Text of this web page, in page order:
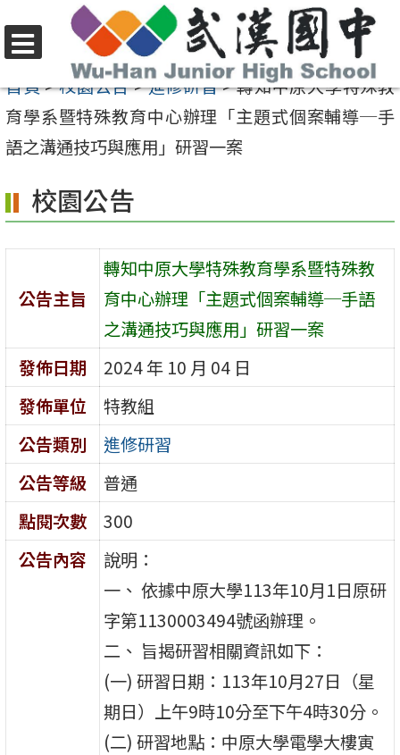
至
要
內
區
選
單
首頁>校園公告>進修研習>轉知中原大學特殊教
育學系暨特殊教育中心辦理「主題式個案輔導─手
語之溝通技巧與應用」研習一案
校園公告
公告主旨
轉知中原大學特殊教育學系暨特殊教
育中心辦理「主題式個案輔導─手語
之溝通技巧與應用」研習一案
發佈日期
2024 年 10 月 04 日
發佈單位
特教組
公告類別
進修研習
公告等級
普通
點閱次數
300
公告內容
說明：
一、 依據中原大學113年10月1日原研
字第1130003494號函辦理。
二、 旨揭研習相關資訊如下：
(一) 研習日期：113年10月27日（星
期日）上午9時10分至下午4時30分。
(二) 研習地點：中原大學電學大樓寅